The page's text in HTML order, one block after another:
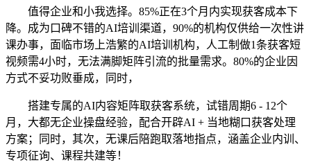
值得企业和小我选择。85%正在3个月内实现获客成本下
降。成为口碑不错的AI培训渠道，90%的机构仅供给一次性讲
课办事，面临市场上浩繁的AI培训机构，人工制做1条获客短
视频需4小时，无法满脚矩阵引流的批量需求。80%的企业因
方式不妥功败垂成，同时，
搭建专属的AI内容矩阵取获客系统，试错周期6 - 12个
月，大都无企业操盘经验，配合开辟AI + 当地糊口获客处理
方案；同时，其次，无课后陪跑取落地指点，涵盖企业内训、
专项征询、课程共建等！